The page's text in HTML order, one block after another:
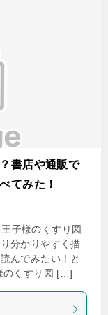
書店や通販で
てみた！
子様のくすり図
分かりやすく描
んでみたい！と
のくすり図 […]